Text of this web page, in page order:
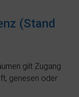
(Stand
gilt Zugang
genesen oder